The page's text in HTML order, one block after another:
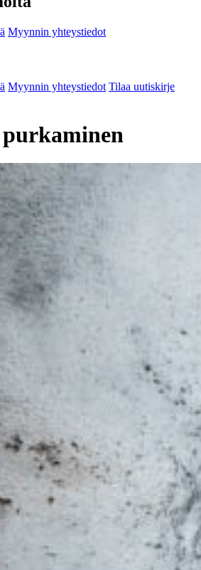
Myynnin yhteystiedot
Myynnin yhteystiedot Tilaa uutiskirje
purkaminen